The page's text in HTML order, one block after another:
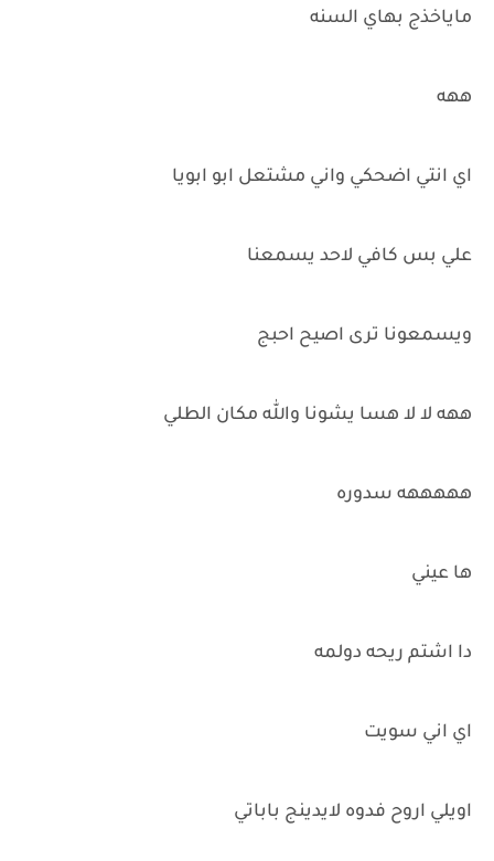
ماياخذج بهاي السنه
ههه
اي انتي اضحكي واني مشتعل ابو ابويا
علي بس كافي لاحد يسمعنا
ويسمعونا ترى اصيح احبج
ههه لا لا هسا يشونا والله مكان الطلي
هههههه سدوره
ها عيني
دا اشتم ريحه دولمه
اي اني سويت
اويلي اروح فدوه لايدينج باباتي